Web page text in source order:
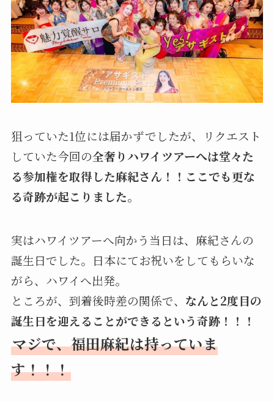
狙っていた1位には届かずでしたが、リクエスト
していた今回の全奢りハワイツアーへは堂々た
る参加権を取得した麻紀さん！！ここでも更な
る奇跡が起こりました。
実はハワイツアーへ向かう当日は、麻紀さんの
誕生日でした。日本にてお祝いをしてもらいな
がら、ハワイへ出発。
ところが、到着後時差の関係で、 なんと2度目の
誕生日を迎えることができるという奇跡！！！
マジで、福田麻紀は持っていま
す！！！